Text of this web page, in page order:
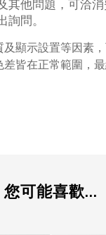
其他問題，可洽
詢問。
及顯示設置等因素
差皆在正常範圍，
您可能喜歡...